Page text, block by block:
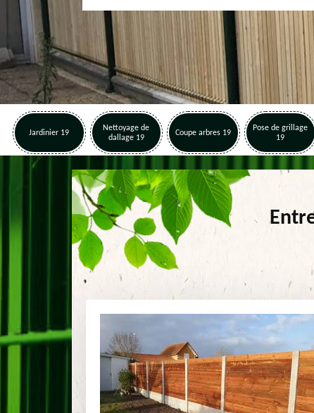
Jardinier 19
Nettoyage de
dallage 19
Coupe arbres 19
Pose de grillage
19